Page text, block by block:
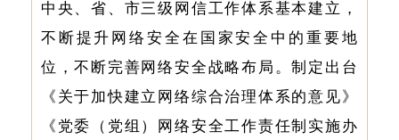
中央、省、市三级网信工作体系基本建立，
不断提升网络安全在国家安全中的重要地
位，不断完善网络安全战略布局。制定出台
《关于加快建立网络综合治理体系的意见》
《党委（党组）网络安全工作责任制实施办